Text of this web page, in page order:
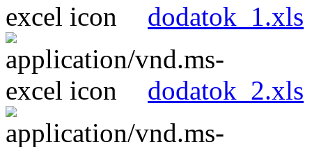
dodatok_1.xls
dodatok_2.xls